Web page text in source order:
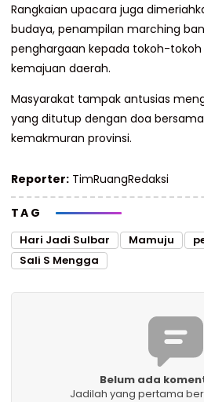
Rangkaian upacara juga
budaya, penampilan marching
penghargaan kepada tokoh-
kemajuan daerah.
Masyarakat tampak antusias
yang ditutup dengan doa
kemakmuran provinsi.
Reporter: TimRuangRedaksi
TAG
Hari Jadi Sulbar Mamuju
Sali S Mengga
Belum ada
Jadilah yang pertama